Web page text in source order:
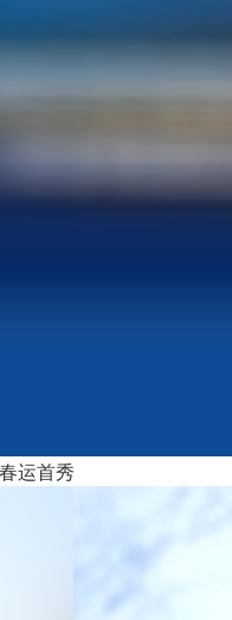
运首秀